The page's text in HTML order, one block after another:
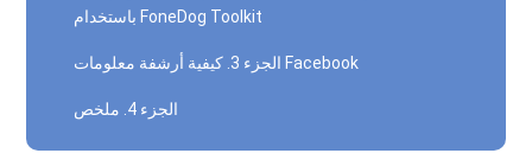
باستخدام FoneDog Toolkit
الجزء 3. كيفية أرشفة معلومات Facebook
الجزء 4. ملخص